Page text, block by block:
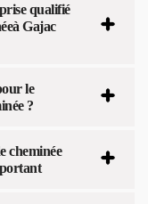
qualifié
Gajac
le
?
cheminée